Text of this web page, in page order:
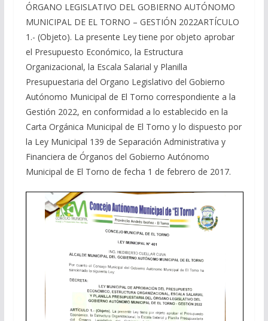
ÓRGANO LEGISLATIVO DEL GOBIERNO AUTÓNOMO
MUNICIPAL DE EL TORNO – GESTIÓN 2022ARTÍCULO
1.- (Objeto). La presente Ley tiene por objeto aprobar
el Presupuesto Económico, la Estructura
Organizacional, la Escala Salarial y Planilla
Presupuestaria del Organo Legislativo del Gobierno
Autónomo Municipal de El Torno correspondiente a la
Gestión 2022, en conformidad a lo establecido en la
Carta Orgánica Municipal de El Torno y lo dispuesto por
la Ley Municipal 139 de Separación Administrativa y
Financiera de Órganos del Gobierno Autónomo
Municipal de El Torno de fecha 1 de febrero de 2017.